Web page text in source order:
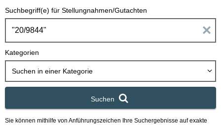
c
h
o
Suchbegriff(e) für Stellungnahmen/Gutachten
n
g
a
Kategorien
Suchen in einer Kategorie
Suchen
Sie können mithilfe von Anführungszeichen Ihre Suchergebnisse auf exakte